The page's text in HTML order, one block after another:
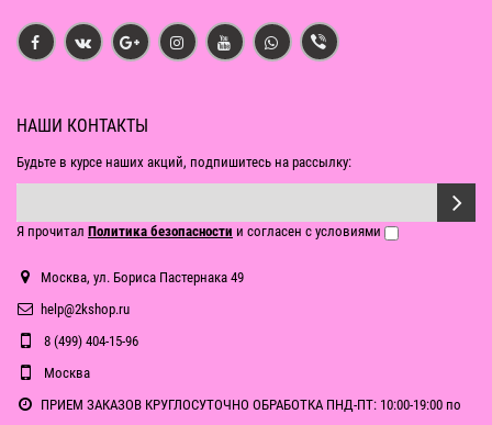
НАШИ КОНТАКТЫ
Будьте в курсе наших акций, подпишитесь на рассылку:
Я прочитал Политика безопасности и согласен с условиями
Москва, ул. Бориса Пастернака 49
help@2kshop.ru
8 (499) 404-15-96
Москва
ПРИЕМ ЗАКАЗОВ КРУГЛОСУТОЧНО ОБРАБОТКА ПНД-ПТ: 10:00-19:00 по